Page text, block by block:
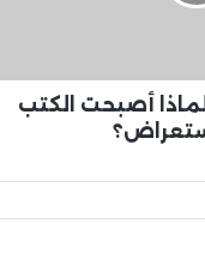
أصبحت الكتب